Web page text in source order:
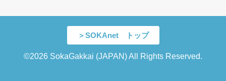
＞SOKAnet トップ
©2026 SokaGakkai (JAPAN) All Rights Reserved.